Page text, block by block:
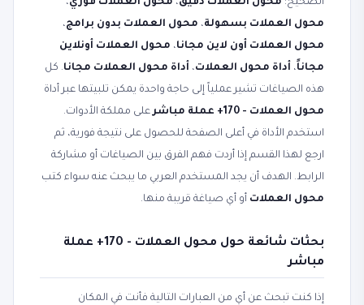
الصحيح: محول العملات دقيق، محول العملات فوري،
محول العملات بسهولة، محول العملات بدون برامج،
محول العملات أون لاين مجانا، محول العملات أونلاين
مجاناً، أداة محول العملات، أداة محول العملات مجانا. كل
هذه الصياغات تشير عملياً إلى حاجة واحدة يمكن تلبيتها عبر أداة
محول العملات - 170+ عملة مباشر
على مملكة الأدوات.
استخدم الأداة في أعلى الصفحة للحصول على نتيجة فورية، ثم
ارجع لهذا القسم إذا أردت فهم الفرق بين الصياغات أو مشاركة
الرابط. الهدف أن يجد المستخدم العربي ما يبحث عنه سواء كتب
محول العملات أو أي صياغة قريبة منها.
بحثات شائعة حول محول العملات - 170+ عملة
مباشر
إذا كنت تبحث عن أي من العبارات التالية فأنت في المكان